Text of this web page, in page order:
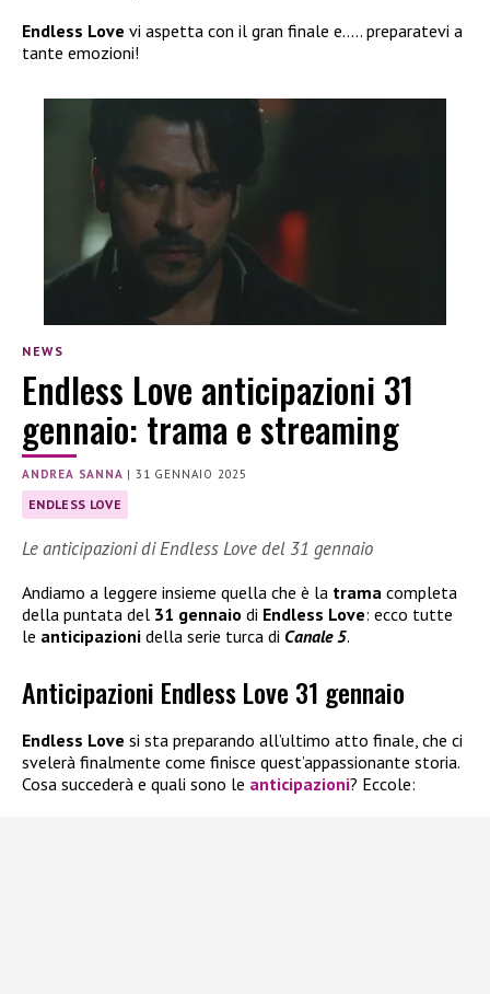
Endless Love vi aspetta con il gran finale e….. preparatevi a
tante emozioni!
NEWS
Endless Love anticipazioni 31
gennaio: trama e streaming
ANDREA SANNA |31 GENNAIO 2025
ENDLESS LOVE
Le anticipazioni di Endless Love del 31 gennaio
Andiamo a leggere insieme quella che è la trama completa
della puntata del 31 gennaio di Endless Love: ecco tutte
le anticipazioni della serie turca di Canale 5.
Anticipazioni Endless Love 31 gennaio
Endless Love si sta preparando all’ultimo atto finale, che ci
svelerà finalmente come finisce quest’appassionante storia.
Cosa succederà e quali sono le anticipazioni? Eccole: